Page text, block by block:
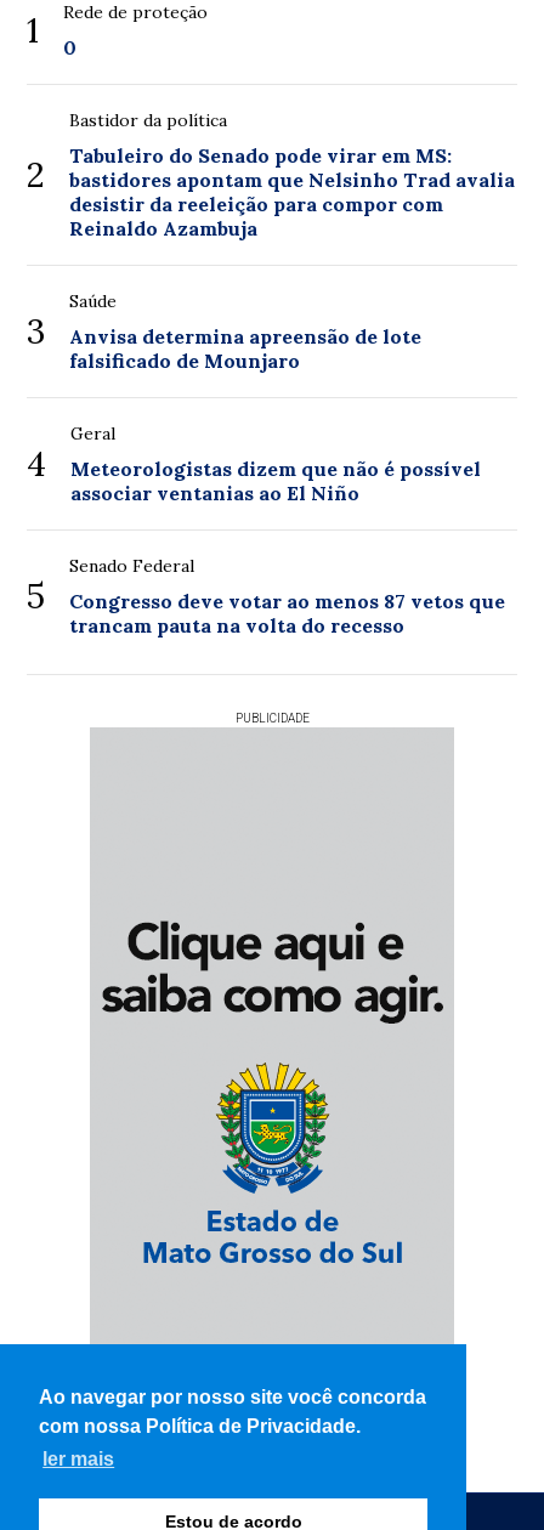
Ao navegar por nosso site você concorda
com nossa Política de Privacidade.
ler mais
Estou de acordo
1 Rede de proteção
0
2
Bastidor da política
Tabuleiro do Senado pode virar em MS:
bastidores apontam que Nelsinho Trad avalia
desistir da reeleição para compor com
Reinaldo Azambuja
3
Saúde
Anvisa determina apreensão de lote
falsificado de Mounjaro
4
Geral
Meteorologistas dizem que não é possível
associar ventanias ao El Niño
5
Senado Federal
Congresso deve votar ao menos 87 vetos que
trancam pauta na volta do recesso
PUBLICIDADE